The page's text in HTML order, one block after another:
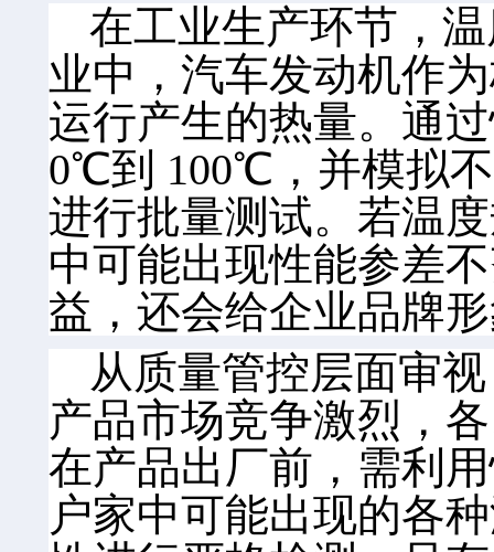
在工业生产环节，
业中，汽车发动机作
运行产生的热量。通
0℃到 100℃，并模拟
进行批量测试。若温
中可能出现性能参差
益，还会给企业品牌
从质量管控层面审
产品市场竞争激烈，
在产品出厂前，需利
户家中可能出现的各